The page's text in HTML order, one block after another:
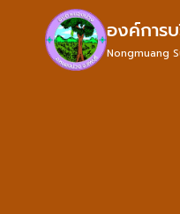
องค์การ
Nongmuang